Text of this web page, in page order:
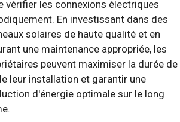
vérifier les connexions électriques
En investissant dans des
solaires de haute qualité et en
une maintenance appropriée, les
peuvent maximiser la durée de
leur installation et garantir une
d'énergie optimale sur le long